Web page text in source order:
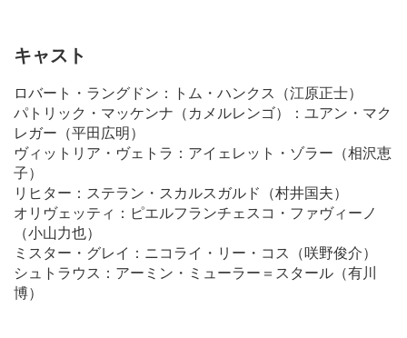
キャスト
ロバート・ラングドン：トム・ハンクス（江原正士）
パトリック・マッケンナ（カメルレンゴ）：ユアン・マク
レガー（平田広明）
ヴィットリア・ヴェトラ：アイェレット・ゾラー（相沢恵
子）
リヒター：ステラン・スカルスガルド（村井国夫）
オリヴェッティ：ピエルフランチェスコ・ファヴィーノ
（小山力也）
ミスター・グレイ：ニコライ・リー・コス（咲野俊介）
シュトラウス：アーミン・ミューラー＝スタール（有川
博）